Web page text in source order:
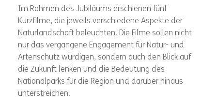
Im Rahmen des Jubiläums erschienen fünf
Kurzfilme, die jeweils verschiedene Aspekte der
Naturlandschaft beleuchten. Die Filme sollen nicht
nur das vergangene Engagement für Natur- und
Artenschutz würdigen, sondern auch den Blick auf
die Zukunft lenken und die Bedeutung des
Nationalparks für die Region und darüber hinaus
unterstreichen.